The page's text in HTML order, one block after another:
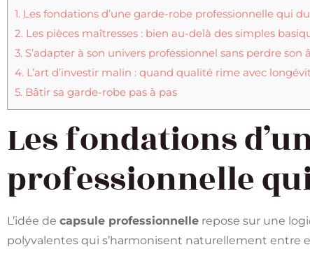
1. Les fondations d’une garde-robe professionnelle qui
2. Les pièces maîtresses : bien au-delà des simples
3. S’adapter à son univers professionnel sans perdre son
4. L’art d’investir malin : quand qualité rime avec
5. Bâtir sa garde-robe pas à pas
Les fondations
professionnelle
L’idée de capsule professionnelle repose sur une
polyvalentes qui s’harmonisent naturellement entre